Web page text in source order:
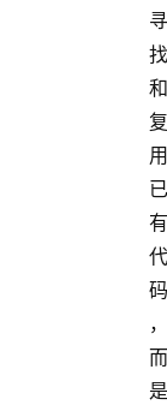
寻
找
和
复
用
已
有
代
码
，
而
是